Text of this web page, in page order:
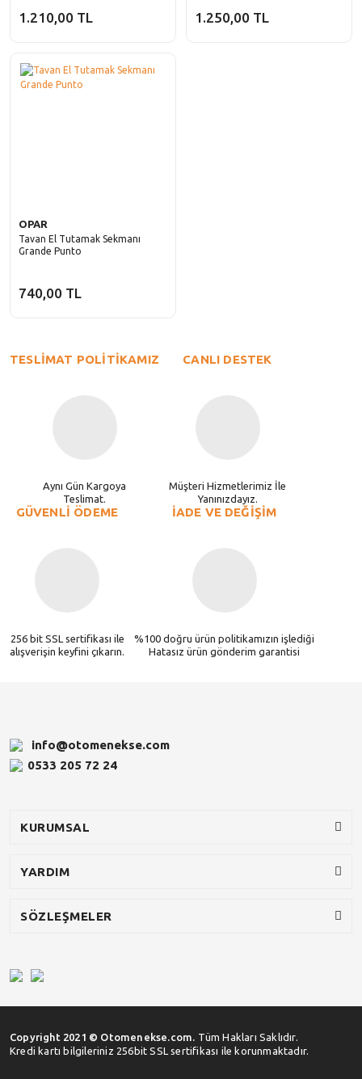
1.210,00 TL 1.250,00 TL
OPAR
Tavan El Tutamak Sekmanı
Grande Punto
740,00 TL
TESLİMAT POLİTİKAMIZ
Aynı Gün Kargoya
Teslimat.
CANLI DESTEK
Müşteri Hizmetlerimiz İle
Yanınızdayız.
GÜVENLİ ÖDEME
256 bit SSL sertifikası ile
alışverişin keyfini çıkarın.
İADE VE DEĞİŞİM
%100 doğru ürün politikamızın işlediği
Hatasız ürün gönderim garantisi
info@otomenekse.com
0533 205 72 24
KURUMSAL
YARDIM
SÖZLEŞMELER
Copyright 2021 © Otomenekse.com. Tüm Hakları Saklıdır.
Kredi kartı bilgileriniz 256bit SSL sertifikası ile korunmaktadır.